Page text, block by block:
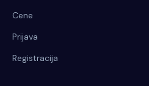
Cene
Prijava
Registracija